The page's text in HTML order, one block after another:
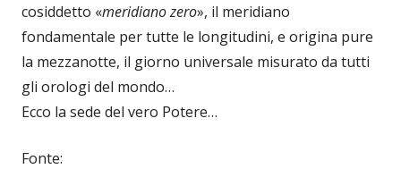
cosiddetto «meridiano zero», il meridiano
fondamentale per tutte le longitudini, e origina pure
la mezzanotte, il giorno universale misurato da tutti
gli orologi del mondo…
Ecco la sede del vero Potere…
Fonte: